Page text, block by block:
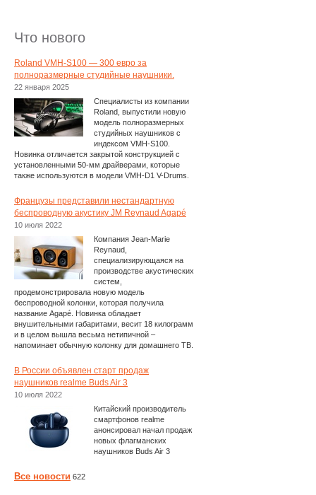
Что нового
Roland VMH-S100 — 300 евро за
полноразмерные студийные наушники.
22 января 2025
Специалисты из компании
Roland, выпустили новую
модель полноразмерных
студийных наушников с
индексом VMH-S100.
Новинка отличается закрытой конструкцией с
установленными 50-мм драйверами, которые
также используются в модели VMH-D1 V-Drums.
Французы представили нестандартную
беспроводную акустику JM Reynaud Agapé
10 июля 2022
Компания Jean-Marie
Reynaud,
специализирующаяся на
производстве акустических
систем,
продемонстрировала новую модель
беспроводной колонки, которая получила
название Agapé. Новинка обладает
внушительными габаритами, весит 18 килограмм
и в целом вышла весьма нетипичной –
напоминает обычную колонку для домашнего ТВ.
В России объявлен старт продаж
наушников realme Buds Air 3
10 июля 2022
Китайский производитель
смартфонов realme
анонсировал начал продаж
новых флагманских
наушников Buds Air 3
Все новости 622